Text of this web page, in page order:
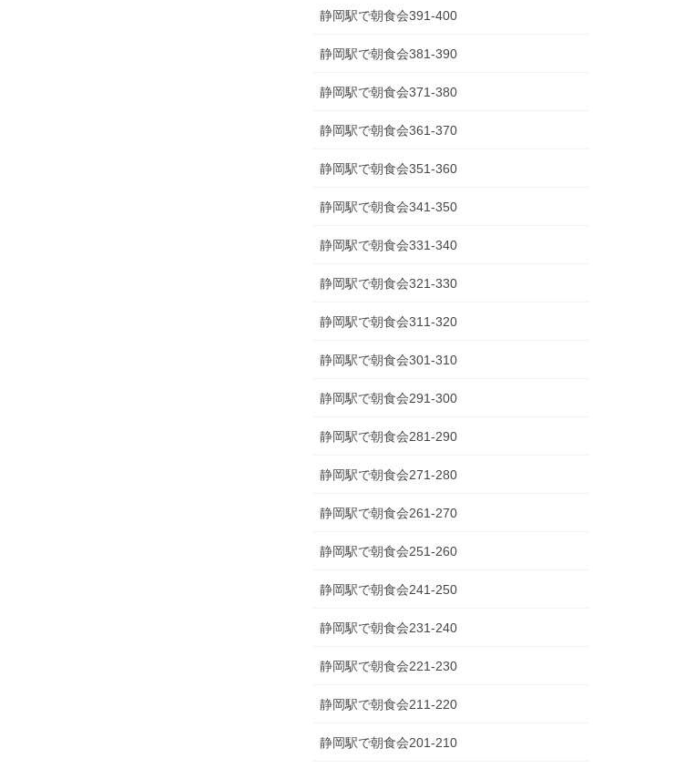
静岡駅で朝食会391-400
静岡駅で朝食会381-390
静岡駅で朝食会371-380
静岡駅で朝食会361-370
静岡駅で朝食会351-360
静岡駅で朝食会341‐350
静岡駅で朝食会331-340
静岡駅で朝食会321-330
静岡駅で朝食会311-320
静岡駅で朝食会301-310
静岡駅で朝食会291-300
静岡駅で朝食会281-290
静岡駅で朝食会271-280
静岡駅で朝食会261-270
静岡駅で朝食会251-260
静岡駅で朝食会241-250
静岡駅で朝食会231-240
静岡駅で朝食会221-230
静岡駅で朝食会211-220
静岡駅で朝食会201-210